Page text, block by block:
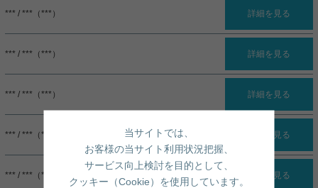
*** / ***（***） 詳細を見る
*** / ***（***） 詳細を見る
*** / ***（***） 詳細を見る
*** / ***（***） 詳細を見る
*** / ***（***） 詳細を見る
当サイトでは、
お客様の当サイト利用状況把握、
サービス向上検討を目的として、
クッキー（Cookie）を使用しています。